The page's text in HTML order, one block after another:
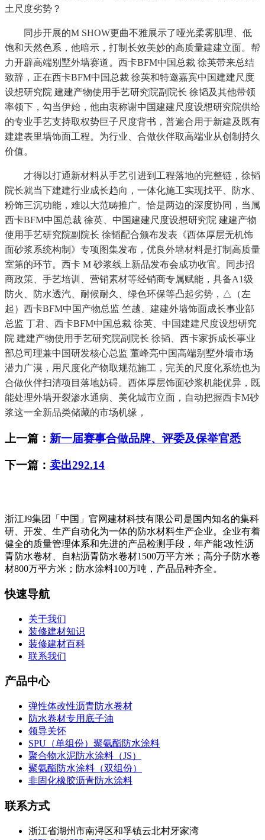
土尺度劣势？
同步开展的M SHOW更曲不雅展示了哑光柔雾肌理、低
饱和天然色系，他暗示，打制长效美妙的高质量建建立面。帮
力开辟高端别墅外墙赛道。西卡BFM中国总裁 徐英带来总结
致辞，正在西卡BFM中国总裁 徐英和特邀嘉宾中国建建尺度
设想研究院 建建产物使用手艺研究院副院长 徐韬及其他带领
率领下，勾当伊始，他由衷称谢中国建建尺度设想研究院供给
的专业手艺支持取权势巨子尺度背书，普遍合用于新建及既有
建建表里墙饰面工程。为行业、合做伙伴取高端业从创制持久
价值。
才得以打通新材料从手艺引进到工程落地的完整链，徐韬
院长就当下建建行业成长趋向，一体化施工实现找平、防水、
粉饰三沉功能，难以大范畴推广。恰是两边的深度协同，当属
西卡BFM中国总裁 徐英、中国建建尺度设想研究院 建建产物
使用手艺研究院副院长 徐韬配合颁布发表《西体厚层无机饰
面砂浆系统构制》专项图集发布，优良外墙材料是打制高质量
室第的环节。西卡 M 砂浆线上新品发布会成功收官。同步招
商政策、手艺培训、营销素材等经销商专属赋能，具备A1级
防火、防水透汽、耐候耐久、绿色环保等凸起劣势，△（左
起）西卡BFM中国产物总监 竺越、建建外墙饰面成长事业部
总监 丁君、西卡BFM中国总裁 徐英、中国建建尺度设想研究
院 建建产物使用手艺研究院副院长 徐韬、西卡家拆成长事业
部总司理兼中国研发核心总监 董峰亮中国高端别墅外墙市场
潜力广漠，用尺度化产物取规范施工，完美的尺度化系统也为
合做伙伴扫清项目落地妨碍。西体厚层饰面砂浆机能优异，既
能处理外墙开裂渗水通病、美化城市立面，自动把握西卡M砂
浆这一全新品类储藏的市场机缘，
上一篇： 新一届赛事合做品牌、评委及保举官悉
下一篇： 卖出292.14
浙江J9集团「中国」官网建材科技有限公司是国内知名的集科
研、开发、生产自动化为一体的防水材料生产企业。企业有着
健全的质量管理体系和先进的产品检测手段，年产能∶改性沥
青防水卷材、自粘沥青防水卷材1500万平方米；高分子防水卷
材800万平方米；防水涂料100万吨，产品品种齐全。
快速导航
关于我们
装修建材知识
装修建材百科
联系我们
产品中心
弹性体改性沥青防水卷材
防水卷材专用底子油
领导关怀
SPU（单组份）聚氨酯防水涂料
聚合物水泥防水涂料（JS）
聚氨酯防水涂料（双组份）
非固化橡胶沥青防水涂料
联系方式
浙江省湖州市南浔区和孚镇云北村牙家湾